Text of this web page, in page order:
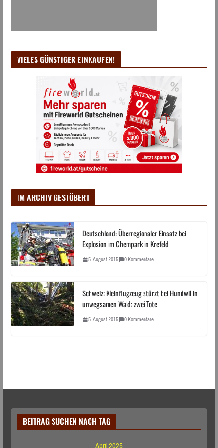
VIELES GÜNSTIGER EINKAUFEN!
IM ARCHIV GESTÖBERT
Deutschland: Überregionaler Einsatz bei
Explosion im Chempark in Krefeld
5. August 2015 0 Kommentare
Schweiz: Kleinflugzeug stürzt bei Hundwil in
unwegsamen Wald: zwei Tote
5. August 2015 0 Kommentare
BEITRAG SUCHEN NACH TAG